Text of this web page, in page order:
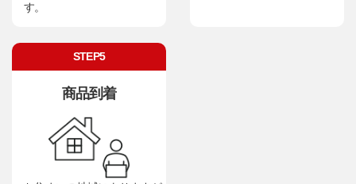
す。
STEP5
商品到着